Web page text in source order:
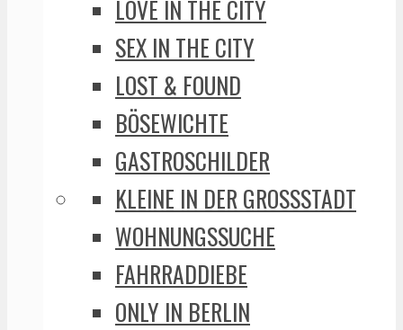
LOVE IN THE CITY
SEX IN THE CITY
LOST & FOUND
BÖSEWICHTE
GASTROSCHILDER
KLEINE IN DER GROSSSTADT
WOHNUNGSSUCHE
FAHRRADDIEBE
ONLY IN BERLIN